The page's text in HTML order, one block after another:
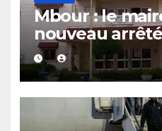
Mbour : le
nouveau arrêté